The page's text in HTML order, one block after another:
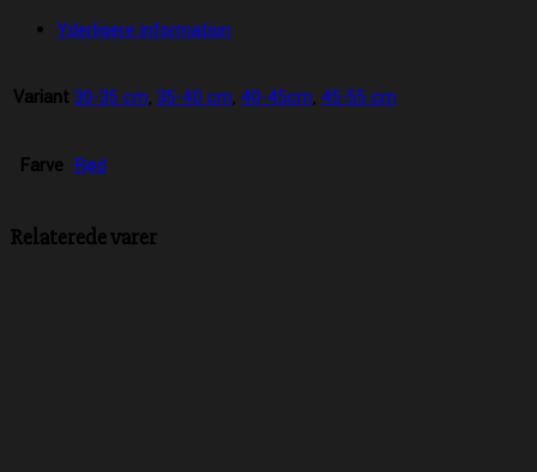
Yderligere information
Variant 30-35 cm, 35-40 cm, 40-45cm, 45-55 cm
Farve Rød
Relaterede varer